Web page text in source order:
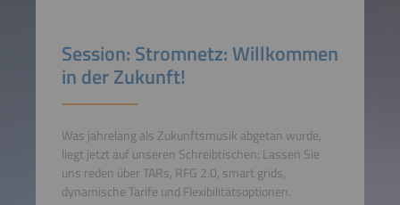
Session: Stromnetz: Willkommen
in der Zukunft!
Was jahrelang als Zukunftsmusik abgetan wurde,
liegt jetzt auf unseren Schreibtischen: Lassen Sie
uns reden über TARs, RFG 2.0, smart grids,
dynamische Tarife und Flexibilitätsoptionen.